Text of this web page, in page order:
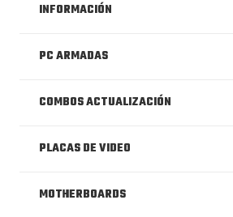
INFORMACIÓN
PC ARMADAS
COMBOS ACTUALIZACIÓN
PLACAS DE VIDEO
MOTHERBOARDS